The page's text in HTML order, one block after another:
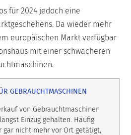
für 2024 jedoch eine
Da wieder mehr
europäischen Markt verfügbar
mit einer schwächeren
GEBRAUCHTMASCHINEN
von Gebrauchtmaschinen
Einzug gehalten. Häufig
gar nicht mehr vor Ort getätigt,